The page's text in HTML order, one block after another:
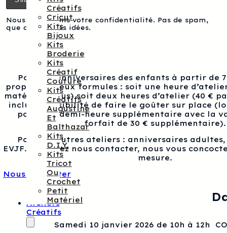
Créatifs
Cricut
Kits
Bijoux
Kits
Broderie
Kits
Créatif
Couture
Kits
Créatifs
Augustine
Et
Balthazar
Kits
D.I.Y.
Kits
Tricot
Ou
Crochet
Petit
Matériel
Ateliers
Créatifs
Nous respectons votre confidentialité. Pas de spam,
que des bonnes idées.
Pour les anniversaires des enfants à partir de
proposons deux formules : soit une heure
matériel inclus) soit deux heures d’atelier (40 €
inclus), possibilité de faire le goûter sur place
pour une demi-heure supplémentaire avec la
forfait de 30 € supplémentaire).
Pour les autres ateliers : anniversaires
EVJF…, veuillez nous contacter, nous vous
mesure.
Nous contacter
Samedi 10 janvier 2026 de 10h à 12h